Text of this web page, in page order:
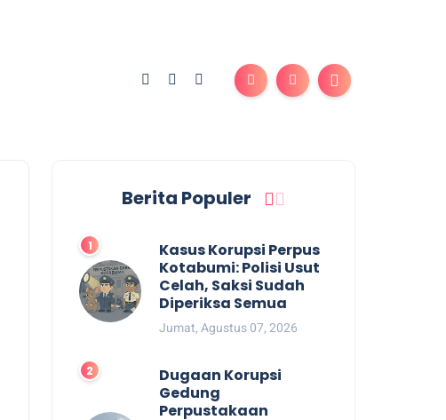
Berita Populer
Kasus Korupsi Perpus
Kotabumi: Polisi Usut
Celah, Saksi Sudah
Diperiksa Semua
Jumat, Agustus 07, 2026
Dugaan Korupsi
Gedung
Perpustakaan